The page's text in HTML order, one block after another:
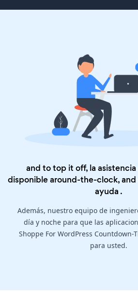
and to top it off, la
disponible around-the-clock, and
ayuda .
Además, nuestro equipo de
día y noche para que las
Shoppe For WordPress Countdown-
para usted.